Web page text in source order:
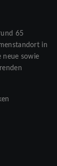
65
in
neue sowie